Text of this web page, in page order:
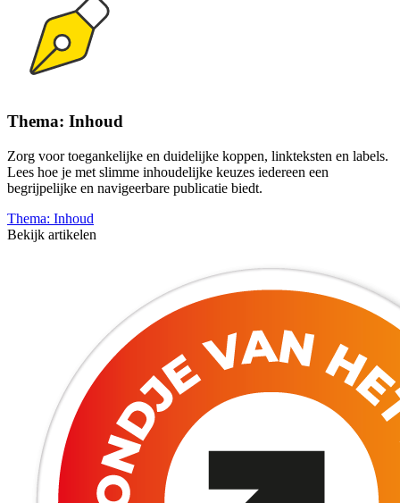
Thema: Inhoud
Zorg voor toegankelijke en duidelijke koppen, linkteksten en labels.
Lees hoe je met slimme inhoudelijke keuzes iedereen een
begrijpelijke en navigeerbare publicatie biedt.
Thema: Inhoud
Bekijk artikelen